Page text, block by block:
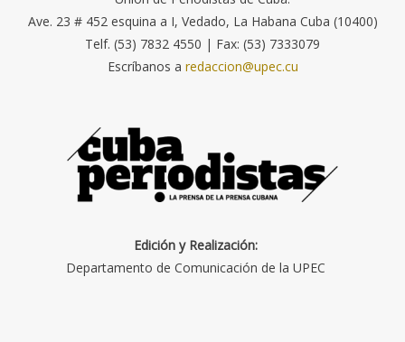
Ave. 23 # 452 esquina a I, Vedado, La Habana Cuba (10400)
Telf. (53) 7832 4550 | Fax: (53) 7333079
Escríbanos a redaccion@upec.cu
Edición y Realización:
Departamento de Comunicación de la UPEC